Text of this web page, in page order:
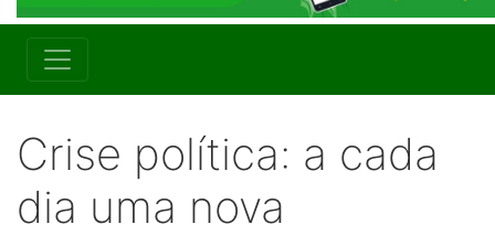
Crise política: a cada
dia uma nova